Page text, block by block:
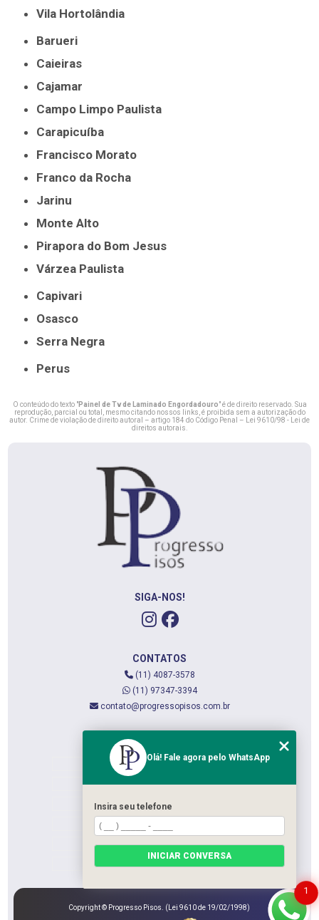
Vila Hortolândia
Barueri
Caieiras
Cajamar
Campo Limpo Paulista
Carapicuíba
Francisco Morato
Franco da Rocha
Jarinu
Monte Alto
Pirapora do Bom Jesus
Várzea Paulista
Capivari
Osasco
Serra Negra
Perus
O conteúdo do texto "Painel de Tv de Laminado Engordadouro" é de direito reservado. Sua
reprodução, parcial ou total, mesmo citando nossos links, é proibida sem a autorização do
autor. Crime de violação de direito autoral – artigo 184 do Código Penal –
Lei 9610/98 - Lei de
direitos autorais
SIGA-NOS!
CONTATOS
(11) 4087-3578
(11) 97347-3394
contato@progressopisos.com.br
QUEM SOMOS
SERVIÇOS
CATEGORIAS
Copyright © Progresso Pisos. (Lei 9610 de 19/02/1998)
1
Olá! Fale agora pelo WhatsApp
Insira seu telefone
INICIAR CONVERSA